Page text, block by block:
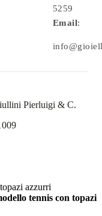
5259
Email:
Pierluigi & C.
tennis con topazi